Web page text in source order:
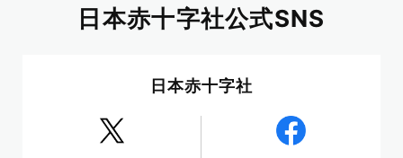
日本赤十字社公式SNS
日本赤十字社